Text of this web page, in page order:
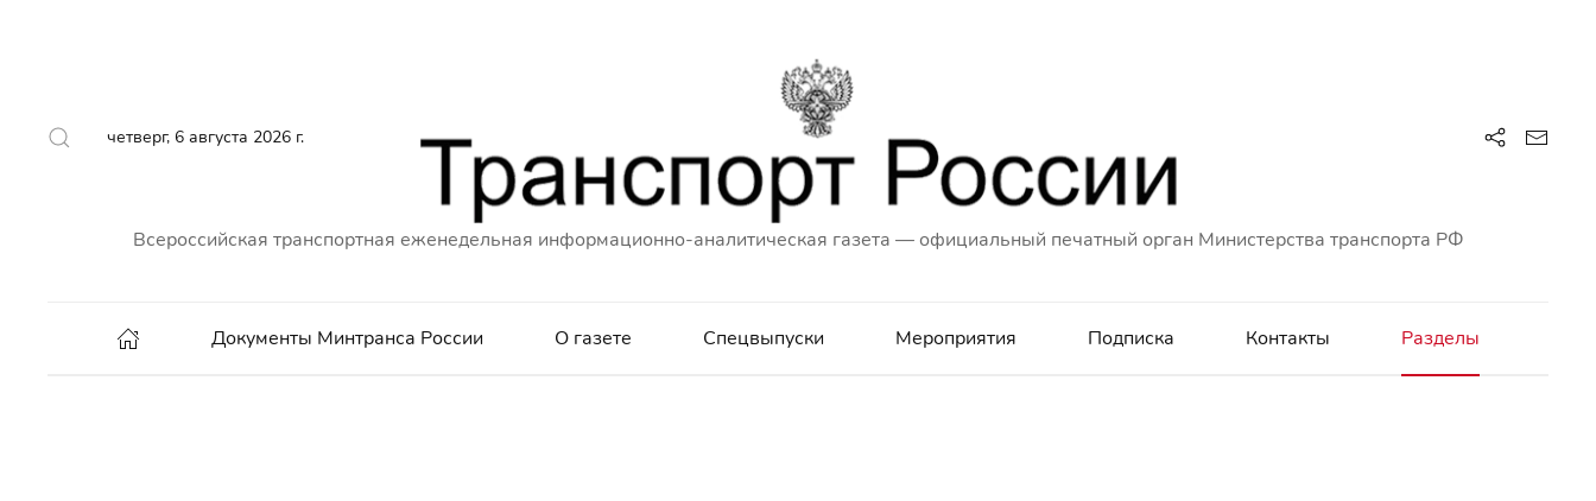
четверг, 6 августа 2026 г.
Всероссийская транспортная еженедельная информационно-аналитическая газета — официальный печатный орган Министерства транспорта РФ
Документы Минтранса России О газете Спецвыпуски Мероприятия Подписка Контакты Разделы